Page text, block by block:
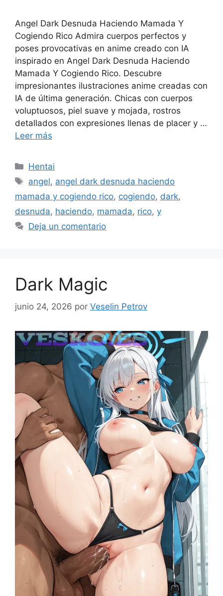
Angel Dark Desnuda Haciendo Mamada Y
Cogiendo Rico Admira cuerpos perfectos y
poses provocativas en anime creado con IA
inspirado en Angel Dark Desnuda Haciendo
Mamada Y Cogiendo Rico. Descubre
impresionantes ilustraciones anime creadas con
IA de última generación. Chicas con cuerpos
voluptuosos, piel suave y mojada, rostros
detallados con expresiones llenas de placer y …
Leer más
Categorías
Hentai
Etiquetas
angel, angel dark desnuda haciendo
mamada y cogiendo rico, cogiendo, dark,
desnuda, haciendo, mamada, rico, y
Deja un comentario
Dark Magic
junio 24, 2026 por Veselin Petrov